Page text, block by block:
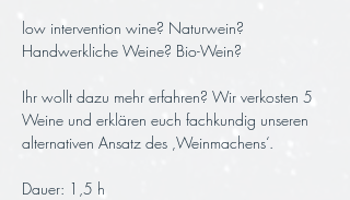
low intervention wine? Naturwein?
Handwerkliche Weine? Bio-Wein?
Ihr wollt dazu mehr erfahren? Wir verkosten 5
Weine und erklären euch fachkundig unseren
alternativen Ansatz des ‚Weinmachens‘.
Dauer: 1,5 h